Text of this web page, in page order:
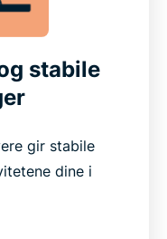
stabile
gir stabile
dine i